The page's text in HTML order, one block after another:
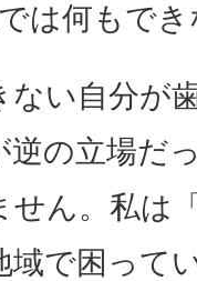
は何もでき
ない自分が
逆の立場だ
せん。私は
域で困って